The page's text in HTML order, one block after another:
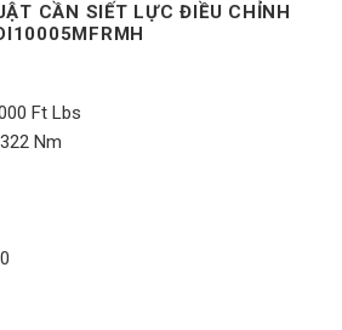
CẦN SIẾT LỰC ĐIỀU CHỈNH
Ft Lbs
Nm